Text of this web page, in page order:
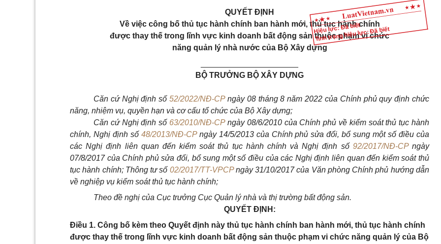
Hiệu lực: Đã biết
Tình trạng hiệu lực: Đã biết
QUYẾT ĐỊNH
Về việc công bố thủ tục hành chính ban hành mới, thủ tục hành chính
được thay thế trong lĩnh vực kinh doanh bất động sản thuộc phạm vi chức
năng quản lý nhà nước của Bộ Xây dựng
BỘ TRƯỞNG BỘ XÂY DỰNG
Căn cứ Nghị định số52/2022/NĐ-CPngày 08 tháng 8 năm 2022 của Chính phủ quy định chức
năng, nhiệm vụ, quyền hạn và cơ cấu tổ chức của Bộ Xây dựng;
Căn cứ Nghị định số 63/2010/NĐ-CPngày 08/6/2010 của Chính phủ về kiểm soát thủ tục hành
chính, Nghị định số 48/2013/NĐ-CPngày 14/5/2013 của Chính phủ sửa đổi, bổ sung một số điều của
các Nghị định liên quan đến kiểm soát thủ tục hành chính và Nghị định số 92/2017/NĐ-CPngày
07/8/2017 của Chính phủ sửa đổi, bổ sung một số điều của các Nghị định liên quan đến kiểm soát thủ
tục hành chính; Thông tư số 02/2017/TT-VPCPngày 31/10/2017 của Văn phòng Chính phủ hướng dẫn
về nghiệp vụ kiểm soát thủ tục hành chính;
Theo đề nghị của Cục trưởng Cục Quản lý nhà và thị trường bất động sản.
QUYẾT ĐỊNH:
Điều 1. Công bố kèm theo Quyết định này thủ tục hành chính ban hành mới, thủ tục hành chính
được thay thế trong lĩnh vực kinh doanh bất động sản thuộc phạm vi chức năng quản lý của Bộ